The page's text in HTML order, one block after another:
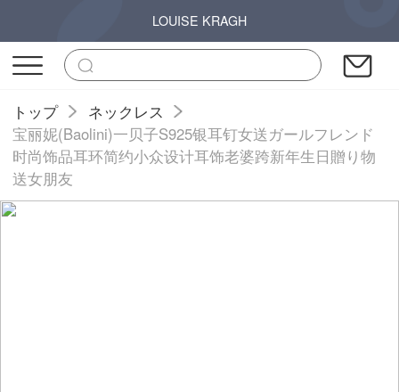
LOUISE KRAGH
トップ
ネックレス
宝丽妮(Baolini)一贝子S925银耳钉女送ガールフレンド
时尚饰品耳环简约小众设计耳饰老婆跨新年生日贈り物
送女朋友